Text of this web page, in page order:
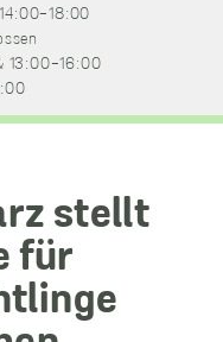
18:00
13:00-16:00